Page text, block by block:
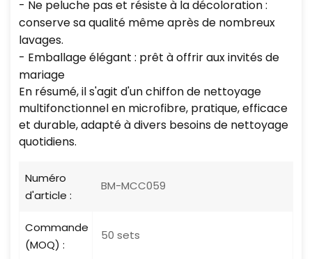
- Ne peluche pas et résiste à la décoloration :
conserve sa qualité même après de nombreux
lavages.
- Emballage élégant : prêt à offrir aux invités de
mariage
En résumé, il s'agit d'un chiffon de nettoyage
multifonctionnel en microfibre, pratique, efficace
et durable, adapté à divers besoins de nettoyage
quotidiens.
Numéro
d'article :
BM-MCC059
Commande
(MOQ) :
50 sets